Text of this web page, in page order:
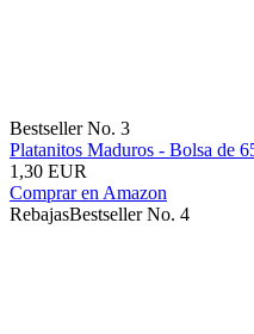
Bestseller No. 3
Platanitos Maduros - Bolsa de
1,30 EUR
Comprar en Amazon
RebajasBestseller No. 4